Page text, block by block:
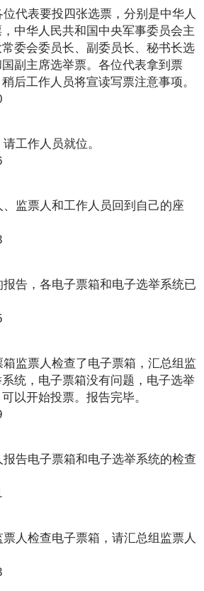
代表要投四张选票，分别是中华人
中华人民共和国中央军事委员会主
委会委员长、副委员长、秘书长选
副主席选举票。各位代表拿到票
后工作人员将宣读写票注意事项。
工作人员就位。
监票人和工作人员回到自己的座
告，各电子票箱和电子选举系统已
监票人检查了电子票箱，汇总组监
统，电子票箱没有问题，电子选举
以开始投票。报告完毕。
告电子票箱和电子选举系统的检查
人检查电子票箱，请汇总组监票人